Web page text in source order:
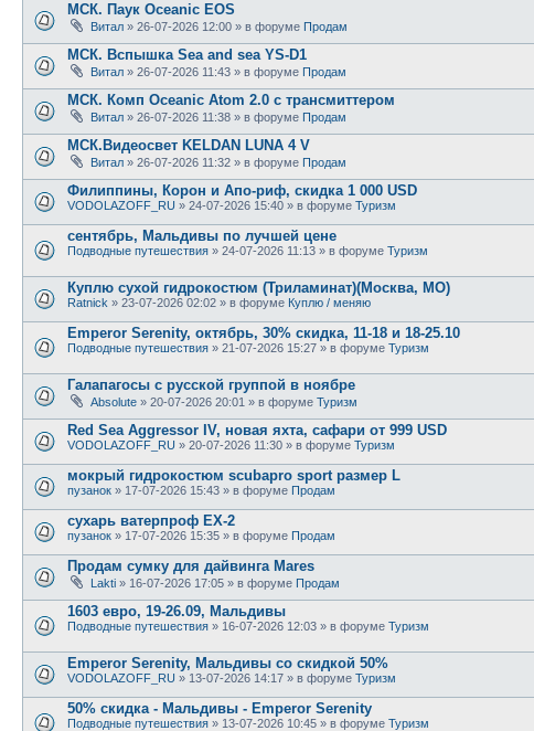
МСК. Паук Oceanic EOS
Витал » 26-07-2026 12:00 » в форуме Продам
МСК. Вспышка Sea and sea YS-D1
Витал » 26-07-2026 11:43 » в форуме Продам
МСК. Комп Oceanic Atom 2.0 с трансмиттером
Витал » 26-07-2026 11:38 » в форуме Продам
МСК.Видеосвет KELDAN LUNA 4 V
Витал » 26-07-2026 11:32 » в форуме Продам
Филиппины, Корон и Апо-риф, скидка 1 000 USD
VODOLAZOFF_RU » 24-07-2026 15:40 » в форуме Туризм
сентябрь, Мальдивы по лучшей цене
Подводные путешествия » 24-07-2026 11:13 » в форуме Туризм
Куплю сухой гидрокостюм (Триламинат)(Москва, МО)
Ratnick » 23-07-2026 02:02 » в форуме Куплю / меняю
Emperor Serenity, октябрь, 30% скидка, 11-18 и 18-25.10
Подводные путешествия » 21-07-2026 15:27 » в форуме Туризм
Галапагосы с русской группой в ноябре
Absolute » 20-07-2026 20:01 » в форуме Туризм
Red Sea Aggressor IV, новая яхта, сафари от 999 USD
VODOLAZOFF_RU » 20-07-2026 11:30 » в форуме Туризм
мокрый гидрокостюм scubapro sport размер L
пузанок » 17-07-2026 15:43 » в форуме Продам
сухарь ватерпроф ЕХ-2
пузанок » 17-07-2026 15:35 » в форуме Продам
Продам сумку для дайвинга Mares
Lakti » 16-07-2026 17:05 » в форуме Продам
1603 евро, 19-26.09, Мальдивы
Подводные путешествия » 16-07-2026 12:03 » в форуме Туризм
Emperor Serenity, Мальдивы со скидкой 50%
VODOLAZOFF_RU » 13-07-2026 14:17 » в форуме Туризм
50% скидка - Мальдивы - Emperor Serenity
Подводные путешествия » 13-07-2026 10:45 » в форуме Туризм